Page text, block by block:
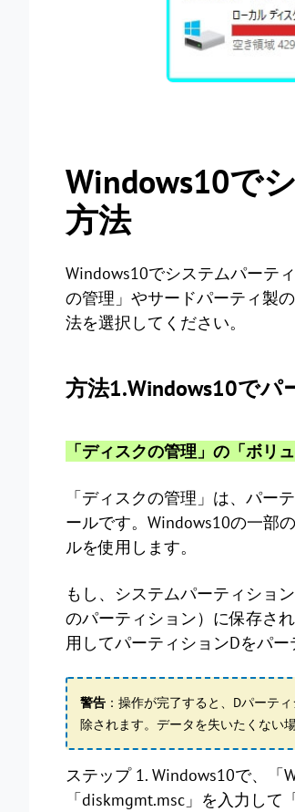
Windows10で
方法
Windows10でシステムパーテ
の管理」やサードパーティ製
法を選択してください。
方法1.Windows10で
「ディスクの管理」の「ボリ
「ディスクの管理」は、パー
ールです。Windows10の一部
ルを使用します。
もし、システムパーティショ
のパーティション）に保存さ
用してパーティションDをパー
警告 ：操作が完了すると、Dパーテ
除されます。データを失いたくない
ステップ 1. Windows10で、「
「diskmgmt.msc」を入力して